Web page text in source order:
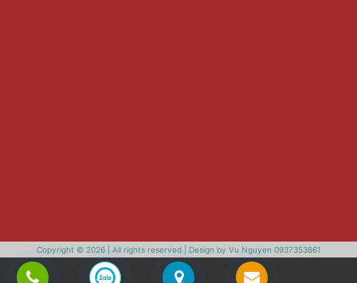
Copyright © 2026 | All rights reserved | Design by Vu Nguyen 0937353661